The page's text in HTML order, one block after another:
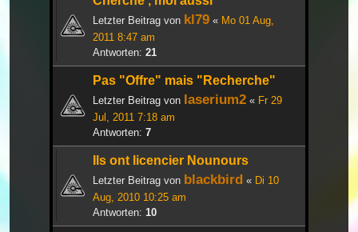
Letzter Beitrag von kl79 « Mo 01 Aug,
2011 8:47 am
Antworten: 21
Pas "Offre" mais "Recherche"
Letzter Beitrag von laserium2 « Fr 29
Jul, 2011 7:18 am
Antworten: 7
Ils ont licencier Nounours
Letzter Beitrag von blackbird « Di 10
Aug, 2010 10:25 am
Antworten: 10